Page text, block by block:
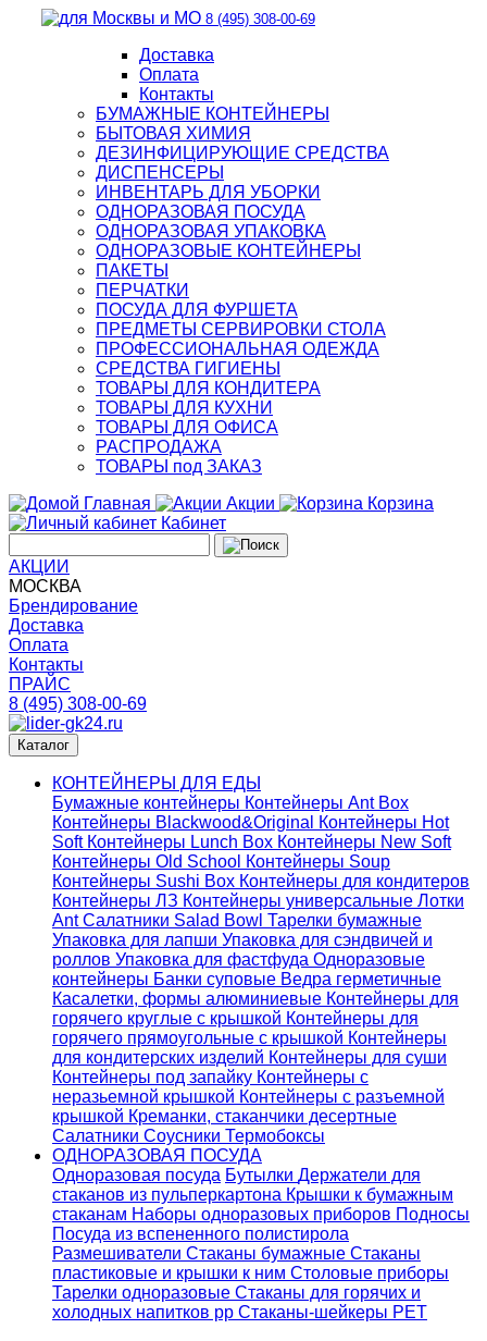
8 (495) 308-00-69
Доставка
Оплата
Контакты
БУМАЖНЫЕ КОНТЕЙНЕРЫ
БЫТОВАЯ ХИМИЯ
ДЕЗИНФИЦИРУЮЩИЕ СРЕДСТВА
ДИСПЕНСЕРЫ
ИНВЕНТАРЬ ДЛЯ УБОРКИ
ОДНОРАЗОВАЯ ПОСУДА
ОДНОРАЗОВАЯ УПАКОВКА
ОДНОРАЗОВЫЕ КОНТЕЙНЕРЫ
ПАКЕТЫ
ПЕРЧАТКИ
ПОСУДА ДЛЯ ФУРШЕТА
ПРЕДМЕТЫ СЕРВИРОВКИ СТОЛА
ПРОФЕССИОНАЛЬНАЯ ОДЕЖДА
СРЕДСТВА ГИГИЕНЫ
ТОВАРЫ ДЛЯ КОНДИТЕРА
ТОВАРЫ ДЛЯ КУХНИ
ТОВАРЫ ДЛЯ ОФИСА
РАСПРОДАЖА
ТОВАРЫ под ЗАКАЗ
Главная
Акции
Корзина
Кабинет
АКЦИИ
МОСКВА
Брендирование
Доставка
Оплата
Контакты
ПРАЙС
8 (495) 308-00-69
Каталог
КОНТЕЙНЕРЫ ДЛЯ ЕДЫ
Бумажные контейнеры Контейнеры Ant Box
Контейнеры Blackwood&Original
Контейнеры Hot
Soft Контейнеры Lunch Box Контейнеры New Soft
Контейнеры Old School Контейнеры Soup
Контейнеры Sushi Box Контейнеры для кондитеров
Контейнеры ЛЗ Контейнеры универсальные Лотки
AntСалатники Salad Bowl Тарелки бумажные
Упаковка для лапши Упаковка для сэндвичей и
роллов Упаковка для фастфуда Одноразовые
контейнеры Банки суповые Ведра герметичные
Касалетки, формы алюминиевые Контейнеры для
горячего круглые с крышкой Контейнеры для
горячего прямоугольные с крышкой Контейнеры
для кондитерских изделий Контейнеры для суши
Контейнеры под запайку Контейнеры с
неразьемной крышкой Контейнеры с разъемной
крышкой Креманки, стаканчики десертные
Салатники Соусники Термобоксы
ОДНОРАЗОВАЯ ПОСУДА
Одноразовая посуда Бутылки Держатели для
стаканов из пульперкартона Крышки к бумажным
стаканам Наборы одноразовых приборов Подносы
Посуда из вспененного полистирола
Размешиватели Стаканы бумажные Стаканы
пластиковые и крышки к ним Столовые приборы
Тарелки одноразовые Стаканы для горячих и
холодных напитков pp Стаканы-шейкеры PET